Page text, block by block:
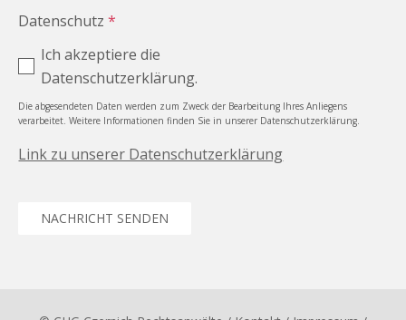
Datenschutz*
Ich akzeptiere die
Datenschutzerklärung.
Die abgesendeten Daten werden zum Zweck der Bearbeitung Ihres Anliegens
verarbeitet. Weitere Informationen finden Sie in unserer Datenschutzerklärung.
Link zu unserer Datenschutzerklärung
NACHRICHT SENDEN